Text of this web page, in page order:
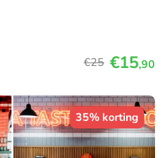
€25 €15,90
35% korting